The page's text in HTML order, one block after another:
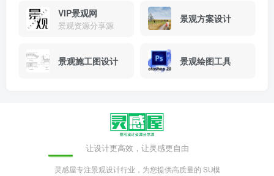
VIP景观网
景观资源分享源
景观方案设计
景观施工图设计 景观绘图工具
让设计更高效，让灵感更自由
灵感屋专注景观设计行业，为您提供高质量的 SU模